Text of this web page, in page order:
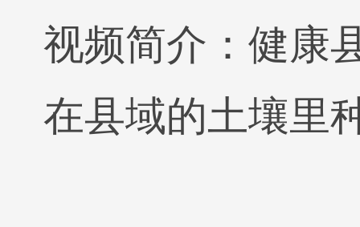
视频简介：健康
在县域的土壤里